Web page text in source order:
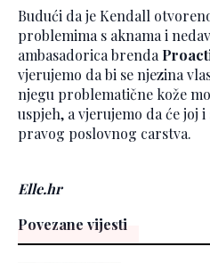
Budući da je Kendall
problemima s aknama i
ambasadorica brenda
vjerujemo da bi se njezina
njegu problematične kože
uspjeh, a vjerujemo da će joj
pravog poslovnog carstva.
Elle.hr
Povezane vijesti